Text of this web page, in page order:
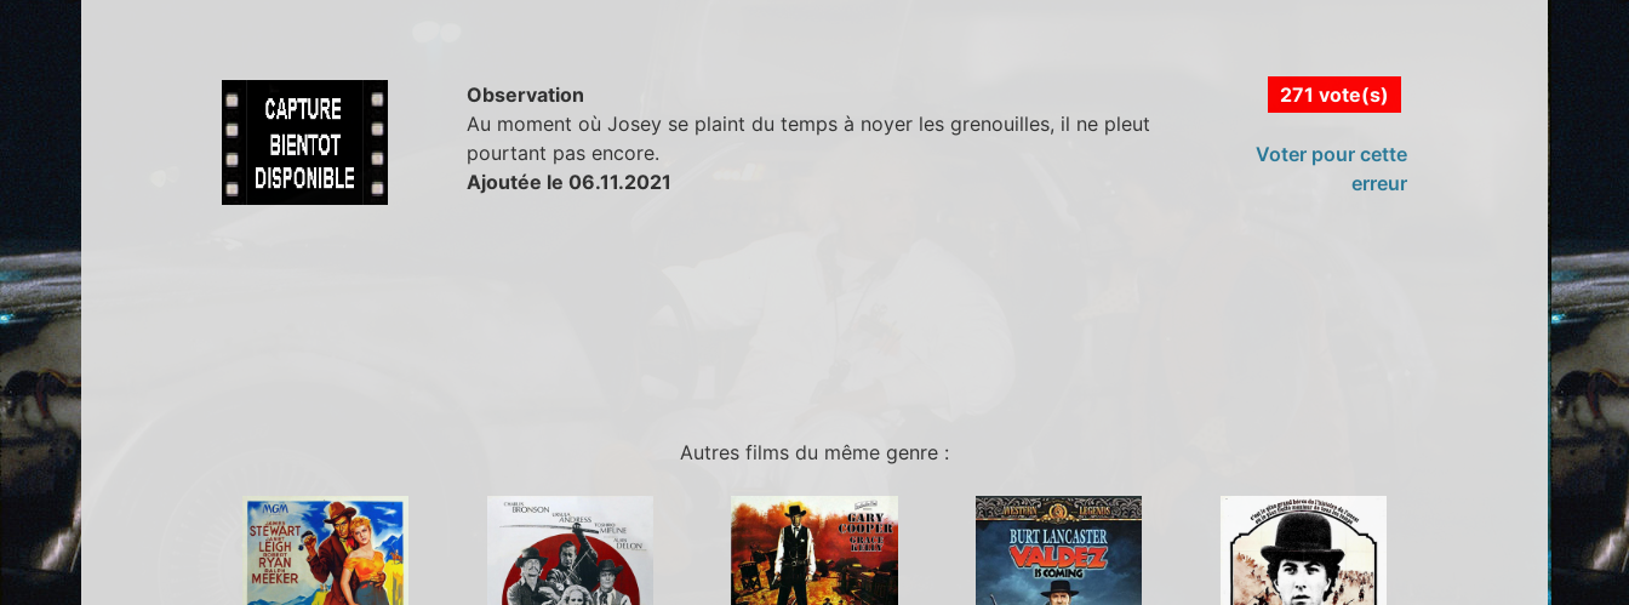
Observation
Au moment où Josey se plaint du temps à noyer les grenouilles, il ne pleut
pourtant pas encore.
Ajoutée le 06.11.2021
271 vote(s)
Voter pour cette
erreur
Autres films du même genre :